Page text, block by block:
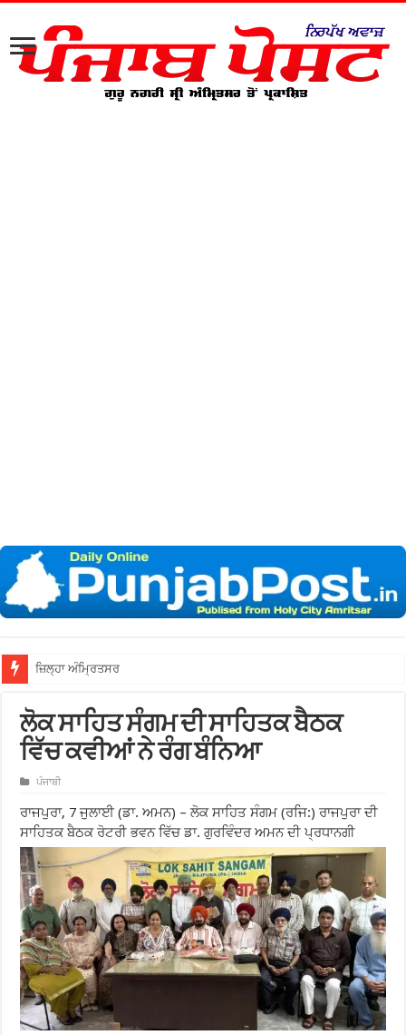
ਜ਼ਿਲ੍ਹਾ ਅੰਮ੍ਰਿਤਸਰ ਦੀਆਂ ਅਦਾਲਤਾਂ ਵਿੱਚ 12
ਲੋਕ ਸਾਹਿਤ ਸੰਗਮ ਦੀ ਸਾਹਿਤਕ ਬੈਠਕ
ਵਿੱਚ ਕਵੀਆਂ ਨੇ ਰੰਗ ਬੰਨਿਆ
ਪੰਜਾਬੀ
ਰਾਜਪੁਰਾ, 7 ਜੁਲਾਈ (ਡਾ. ਅਮਨ) – ਲੋਕ ਸਾਹਿਤ ਸੰਗਮ (ਰਜਿ:) ਰਾਜਪੁਰਾ ਦੀ
ਸਾਹਿਤਕ ਬੈਠਕ ਰੋਟਰੀ ਭਵਨ ਵਿੱਚ ਡਾ. ਗੁਰਵਿੰਦਰ ਅਮਨ ਦੀ ਪ੍ਰਧਾਨਗੀ